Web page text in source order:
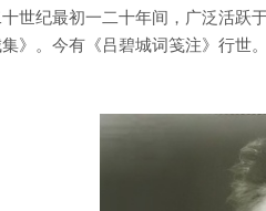
世纪最初一二十年间，广泛活跃
集》。今有《吕碧城词笺注》行世。